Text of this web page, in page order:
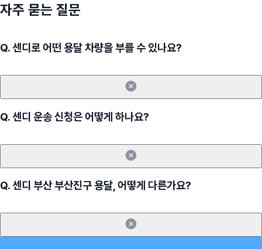
자주 묻는 질문
Q.센디로 어떤 용달 차량을 부를 수 있나요?
Q.센디 운송 신청은 어떻게 하나요?
Q.센디 부산 부산진구 용달, 어떻게 다른가요?